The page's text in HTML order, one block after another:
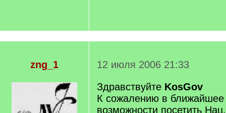
zng_1
12 июля 2006 21:33
Здравствуйте KosGov
К сожалению в
возможности посетить